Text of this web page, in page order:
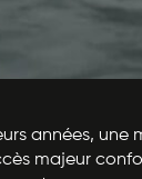
années,
majeur